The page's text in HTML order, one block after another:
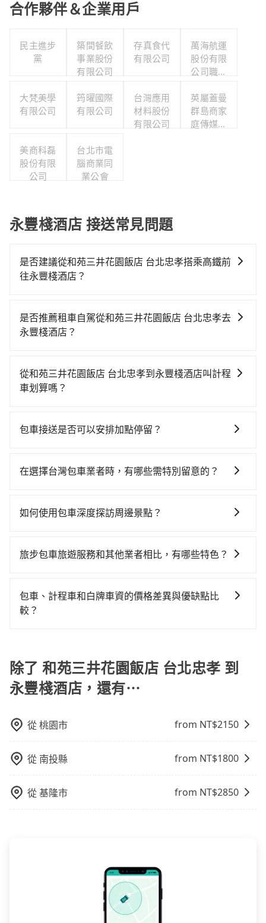
合作夥伴＆企業用戶
民主進步
黨
築間餐飲
事業股份
有限公司
存真食代
有限公司
萬海航運
股份有限
公司職工
會
大梵美學
有限公司
筠曜國際
有限公司
台灣應用
材料股份
有限公司
英屬蓋曼
群島商家
庭傳媒股
美商科磊
股份有限
公司
台北市電
腦商業同
業公會
永豐棧酒店 接送常見問題
是否建議從和苑三井花園飯店 台北忠孝搭乘高鐵前
往永豐棧酒店？
店，高鐵乘坐舒適、較貴、費時！從最早06:26一直到
23:00，台北-台中一天最多有102班次高鐵可搭乘。假設
16分鐘。抵達高鐵站後，步行進站、現場購票並於月台
排隊的時間約25分鐘，再乘坐47~66分鐘（平均57分）
花17分鐘、車費300元後，抵達永豐棧酒店 (台中市西屯
程使用tripool並到府專車接送，則每人平均花費約800
鐘在轉乘與等車上，現在還不馬上來預約tripool！如果
是否推薦租車自駕從和苑三井花園飯店 台北忠孝去
永豐棧酒店？
時不需要閉目養神（因為要自己開車），最重要的是你
當天就要來回，那在台北路邊可隨租隨借的iRent應該是
三井花園飯店 台北忠孝到永豐棧酒店的花費預估為
時40元路邊停車費用預估進去，但額外的汽車保險與可
差的車款，如果人數超過四位，更是沒有較大的七人座
凹的車門仍未被修理，每一次租車都好像在開樂透一
車位，對於急著用車或者要載其他乘客的人來說就有不
小的風險。最後，雖然路邊隨租隨還看似方便，但實際
從和苑三井花園飯店 台北忠孝到永豐棧酒店叫計程
車划算嗎？
灣大車隊、Uber、Line Taxi、Yoxi等，如果在路邊攔不
等叫車看看。依照里程跳錶計算，價格約為3,990~4,800
園飯店 台北忠孝到永豐棧酒店的最佳選擇。
包車接送是否可以安排加點停留？
時設置加點停留，我們會根據您的需求安排路線。
在選擇台灣包車業者時，有哪些需特別留意的？
者時，要特別留意評估業者的合法性、司機和車輛的資
如何使用包車深度探訪周邊景點？
的便利性和彈性，探訪更多的景點，並且可以按照自己
入體驗當地的生活和文化。在探訪景點時，可以積極尋
找當地導遊或者向當地居民請教，了解更多的深度資訊
旅步包車旅遊服務和其他業者相比，有哪些特色？
更具彈性的取消服務，優質且專業的服務品質，能夠為
您提供更好的旅遊體驗。
包車、計程車和白牌車資的價格差異與優缺點比
較？
地點上車較客製化。此外，司機還會提供各種旅遊建議
與資訊。長途接送價格比計程車車資更優惠。 - 計程
車：優點是24小時隨叫隨到，價格按錶計費，但若遇交
白牌車：優點是價格相對較低，有的還可喊價。但安全
性和服務質量無法保障，需要自行承擔風險，遇到狀況
事後也無法申訴退費。
除了 和苑三井花園飯店 台北忠孝 到
永豐棧酒店，還有⋯
從桃園市 from NT$2150
從 南投縣 from NT$1800
從基隆市 from NT$2850